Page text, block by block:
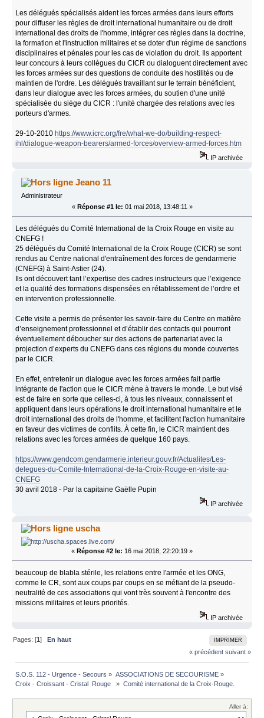
Les délégués spécialisés aident les forces armées dans leurs efforts
pour diffuser les règles de droit international humanitaire ou de droit
international des droits de l'homme, intégrer ces règles dans la doctrine,
la formation et l'instruction militaires et se doter d'un régime de sanctions
disciplinaires et pénales pour les cas de violation du droit. Ils apportent
leur concours à leurs collègues du CICR ou dialoguent directement avec
les forces armées sur des questions de conduite des hostilités ou de
maintien de l'ordre. Les délégués travaillant sur le terrain bénéficient,
dans leur dialogue avec les forces armées, du soutien d'une unité
spécialisée du siège du CICR : l'unité chargée des relations avec les
porteurs d'armes.
29-10-2010 https://www.icrc.org/fre/what-we-do/building-respect-
ihl/dialogue-weapon-bearers/armed-forces/overview-armed-forces.htm
IP archivée
Jeano 11
Administrateur
« Réponse #1 le: 01 mai 2018, 13:48:11 »
Les délégués du Comité International de la Croix Rouge en visite au
CNEFG !
25 délégués du Comité International de la Croix Rouge (CICR) se sont
rendus au Centre national d'entraînement des forces de gendarmerie
(CNEFG) à Saint-Astier (24).
Ils ont découvert tant l’expertise des cadres instructeurs que l’exigence
et la qualité des formations dispensées en rétablissement de l’ordre et
en intervention professionnelle.
Cette visite a permis de présenter les savoir-faire du Centre en matière
d’enseignement professionnel et d’établir des contacts qui pourront
éventuellement déboucher sur des actions de partenariat avec la
projection d’experts du CNEFG dans ces régions du monde couvertes
par le CICR.
En effet, entretenir un dialogue avec les forces armées fait partie
intégrante de l'action que le CICR mène à travers le monde. Le but visé
est de faire en sorte que celles-ci, à tous les niveaux, connaissent et
appliquent dans leurs opérations le droit international humanitaire et le
droit international des droits de l'homme, et facilitent l'action humanitaire
en faveur des victimes de conflits. À cette fin, le CICR maintient des
relations avec les forces armées de quelque 160 pays.
https://www.gendcom.gendarmerie.interieur.gouv.fr/Actualites/Les-
delegues-du-Comite-International-de-la-Croix-Rouge-en-visite-au-
CNEFG
30 avril 2018 - Par la capitaine Gaëlle Pupin
IP archivée
uscha
« Réponse #2 le: 16 mai 2018, 22:20:19 »
beaucoup de blabla stérile, les relations entre l'armée et les ONG,
comme le CR, sont aux coups par coups en se méfiant de la pseudo-
neutralité de ces associations qui vont très souvent à l'encontre des
missions militaires et leurs priorités.
IP archivée
IMPRIMER
Pages: [1]En haut
« précédent suivant »
S.O.S. 112 - Urgence - Secours » ASSOCIATIONS DE SECOURISME»
Croix - Croissant - Cristal  Rouge
» Comité international de la Croix-Rouge.
Aller à: